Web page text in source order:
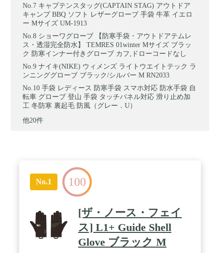
キャプテンスタッグ(CAPTAIN STAG) アウトドア
キャンプ BBQ ソフト レザーグローブ 手袋 牛革 イエロ
ー Mサイズ UM-1913
ショーワグローブ 【防寒手袋・アウトドアテムレ
ス・透湿完全防水】 TEMRES 01winter Mサイズ ブラッ
ク 防寒インナー付きグローブ カフ,ドローコードなし
ナイキ(NIKE) ウィメンズ ライトウエイトテック ラ
ンニンググローブ ブラック/シルバー M RN2033
手袋 レディース 防寒手袋 スマホ対応 防水手袋 自
転車 グローブ 登山 手袋 タッチパネル対応 滑り止め加
工 冬防寒 裏起毛 防風（グレー．U）
他20件
No.1 100
[ザ・ノース・フェイ
ス] L1+ Guide Shell
Glove ブラック M